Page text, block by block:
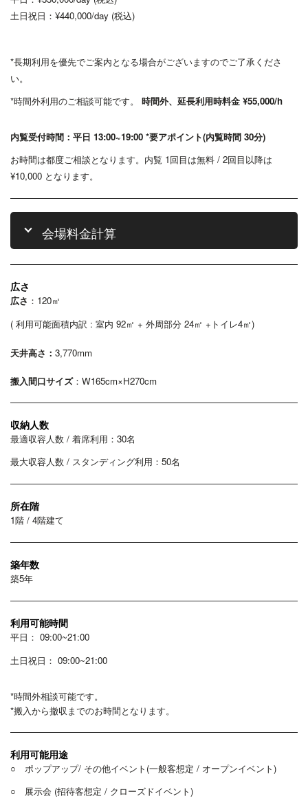
土日祝日：¥440,000/day (税込)
*長期利用を優先でご案内となる場合がございますのでご了承くださ
い。
*時間外利用のご相談可能です。 時間外、延長利用時料金 ¥55,000/h
内覧受付時間：平日 13:00~19:00 *要アポイント(内覧時間 30分)
お時間は都度ご相談となります。内覧 1回目は無料 / 2回目以降は
¥10,000 となります。
会場料金計算
広さ
広さ ：120㎡
( 利用可能面積内訳 : 室内 92㎡ + 外周部分 24㎡ +トイレ4㎡)
天井高さ： 3,770mm
搬入間口サイズ：W165cm×H270cm
収納人数
最適収容人数 / 着席利用：30名
最大収容人数 / スタンディング利用：50名
所在階
1階 / 4階建て
築年数
築5年
利用可能時間
平日： 09:00~21:00
土日祝日： 09:00~21:00
*時間外相談可能です。
*搬入から撤収までのお時間となります。
利用可能用途
○ ポップアップ/ その他イベント(一般客想定 / オープンイベント)
○ 展示会 (招待客想定 / クローズドイベント)